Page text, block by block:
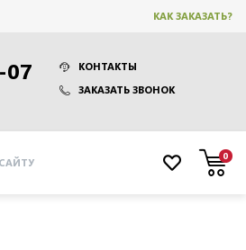
КАК ЗАКАЗАТЬ?
07
КОНТАКТЫ
ЗАКАЗАТЬ ЗВОНОК
0